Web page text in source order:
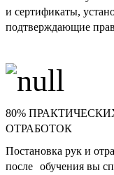
и сертификаты,
подтверждающие
80%
ОТРАБОТОК
Постановка рук и
после обучения вы